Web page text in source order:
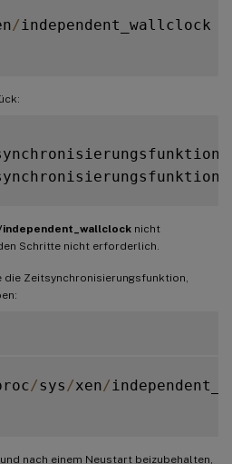
/ independent_wallclock
nicht
Schritte nicht erforderlich.
Zeitsynchronisierungsfunktion,
/sys /xen/
nach einem Neustart beizubehalten,